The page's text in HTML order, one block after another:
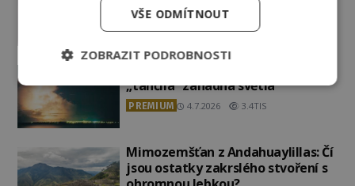
3.5TIS
„tančila“ záhadná světla
PREMIUM 4.7.2026 3.4TIS
Mimozemšťan z Andahuaylillas: Čí
jsou ostatky zakrslého stvoření s
VŠE ODMÍTNOUT
ZOBRAZIT PODROBNOSTI